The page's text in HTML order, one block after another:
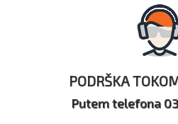
PODRŠKA
Putem telefona